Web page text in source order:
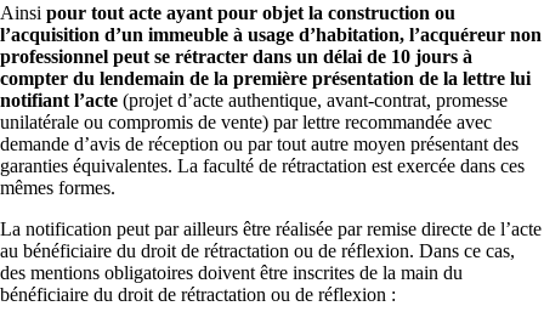
Ainsi pour tout acte ayant pour objet la construction ou
l’acquisition d’un immeuble à usage d’habitation, l’acquéreur non
professionnel peut se rétracter dans un délai de 10 jours à
compter du lendemain de la première présentation de la lettre lui
notifiant l’acte (projet d’acte authentique, avant-contrat, promesse
unilatérale ou compromis de vente) par lettre recommandée avec
demande d’avis de réception ou par tout autre moyen présentant des
garanties équivalentes. La faculté de rétractation est exercée dans ces
mêmes formes.
La notification peut par ailleurs être réalisée par remise directe de l’acte
au bénéficiaire du droit de rétractation ou de réflexion. Dans ce cas,
des mentions obligatoires doivent être inscrites de la main du
bénéficiaire du droit de rétractation ou de réflexion :